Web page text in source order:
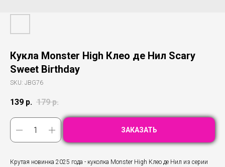
Кукла Monster High Клео де Нил Scary
Sweet Birthday
SKU: JBG76
139 р. 179 р.
ЗАКАЗАТЬ
Крутая новинка 2025 года - куколка Monster High Клео де Нил из серии